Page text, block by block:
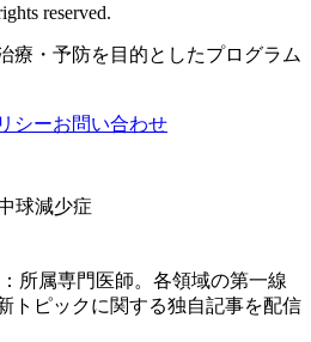
reserved.
療・予防を目的としたプログラム
シーお問い合わせ
所属専門医師。各領域の第一線
トピックに関する独自記事を配信
球減少症